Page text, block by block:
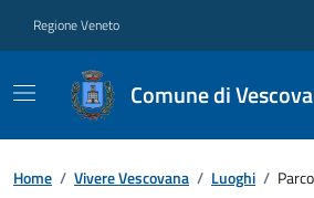
Regione Veneto
Comune di
Home / Vivere Vescovana / Luoghi /